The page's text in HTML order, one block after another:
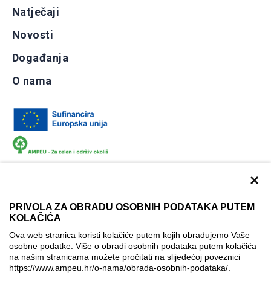
×
PRIVOLA ZA OBRADU OSOBNIH PODATAKA PUTEM
KOLAČIĆA
Ova web stranica koristi kolačiće putem kojih obrađujemo Vaše
osobne podatke. Više o obradi osobnih podataka putem kolačića
na našim stranicama možete pročitati na slijedećoj poveznici
https://www.ampeu.hr/o-nama/obrada-osobnih-podataka/
Natječaji
Novosti
Događanja
O nama
Izjava o pristupačnosti
Politika korištenja kolačića
Postavke kolačića